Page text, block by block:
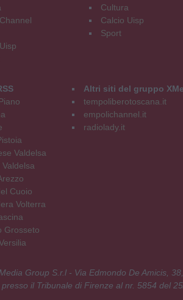
Cultura
Calcio Uisp
Sport
Valdelsa
Valdelsa
Cuoio
Volterra
Grosseto
Altri siti del gruppo
tempoliberotoscana.it
empolichannel.it
radiolady.it
Group S.r.l - Via Edmondo De Amicis,
il Tribunale di Firenze al nr. 5854 del